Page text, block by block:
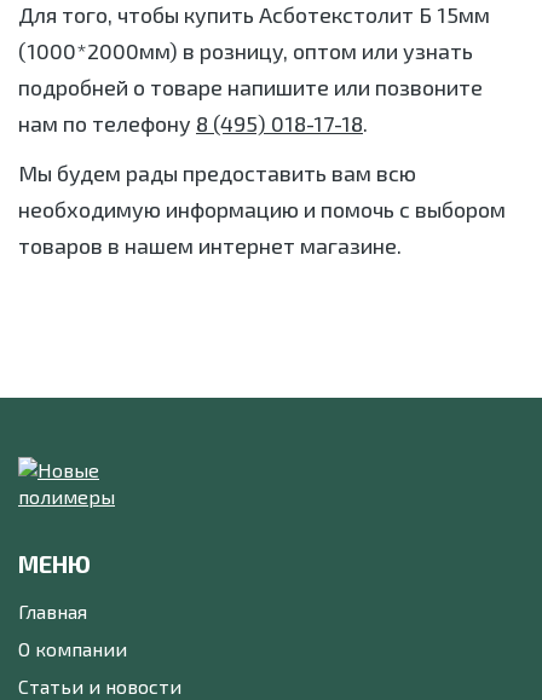
Для того, чтобы купить Асботекстолит Б 15мм
(1000*2000мм) в розницу, оптом или узнать
подробней о товаре напишите или позвоните
нам по телефону 8 (495) 018-17-18.
Мы будем рады предоставить вам всю
необходимую информацию и помочь с выбором
товаров в нашем интернет магазине.
МЕНЮ
Главная
О компании
Статьи и новости